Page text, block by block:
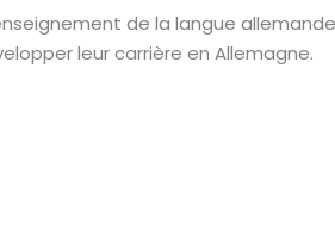
de la langue
leur carrière en Allemagne.